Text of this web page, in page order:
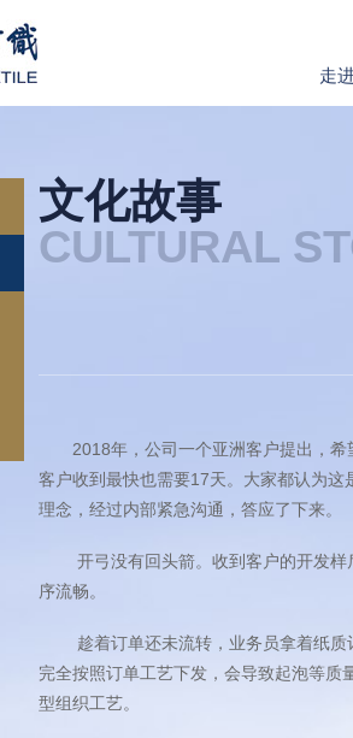
走
文化故事
CULTURAL
2018年，公司一个亚洲客户提出，希
客户收到最快也需要17天。大家都认为
理念，经过内部紧急沟通，答应了下来。
开弓没有回头箭。收到客户的开发样后
序流畅。
趁着订单还未流转，业务员拿着纸质订
完全按照订单工艺下发，会导致起泡等
型组织工艺。